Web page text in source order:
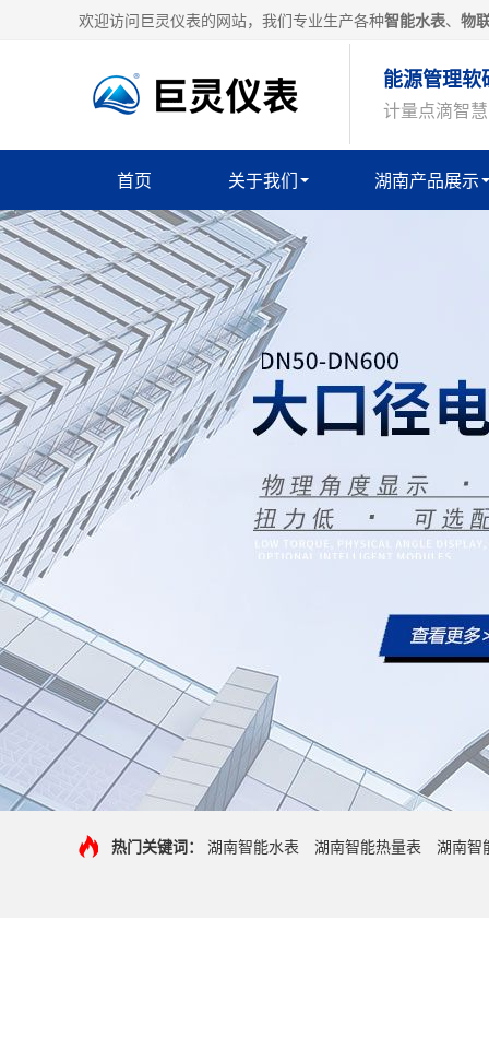
欢迎访问巨灵仪表的网站，我们专业生产各种智能水表、 物
能源管理
计量点滴智慧
首页 关于我们 湖南产品展示
热门关键词： 湖南智能水表 湖南智能热量表 湖南智